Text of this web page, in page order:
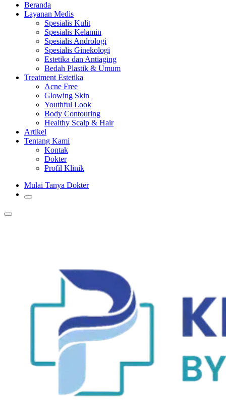
Beranda
Layanan Medis
Spesialis Kulit
Spesialis Kelamin
Spesialis Andrologi
Spesialis Ginekologi
Estetika dan Antiaging
Bedah Plastik & Umum
Treatment Estetika
Acne Free
Glowing Skin
Youthful Look
Body Contouring
Healthy Scalp & Hair
Artikel
Tentang Kami
Kontak
Dokter
Profil Klinik
Mulai Tanya Dokter